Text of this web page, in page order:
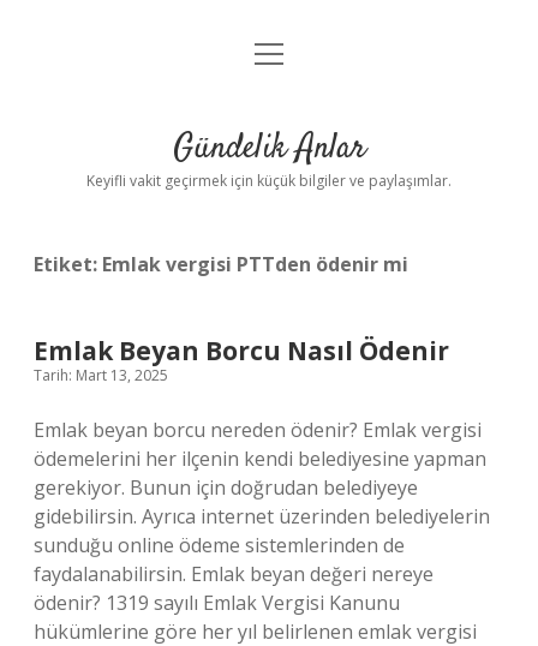
Anasayfa
Yasal Uyarı
menüyü
Gündelik Anlar
Keyifli vakit geçirmek için küçük bilgiler ve paylaşımlar.
Etiket: Emlak vergisi PTTden ödenir mi
Emlak Beyan Borcu Nasıl Ödenir
Tarih: Mart 13, 2025
Emlak beyan borcu nereden ödenir? Emlak vergisi
ödemelerini her ilçenin kendi belediyesine yapman
gerekiyor. Bunun için doğrudan belediyeye
gidebilirsin. Ayrıca internet üzerinden belediyelerin
sunduğu online ödeme sistemlerinden de
faydalanabilirsin. Emlak beyan değeri nereye
ödenir? 1319 sayılı Emlak Vergisi Kanunu
hükümlerine göre her yıl belirlenen emlak vergisi